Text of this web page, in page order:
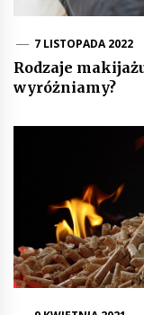
7 LISTOPADA 2022
Rodzaje
wyróżniamy?